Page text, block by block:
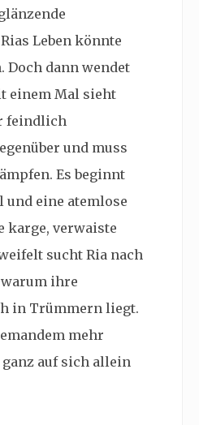
Leben könnte
Doch dann wendet
einem Mal sieht
feindlich
und muss
Es beginnt
und eine atemlose
karge, verwaiste
sucht Ria nach
ihre
in Trümmern liegt.
mehr
auf sich allein